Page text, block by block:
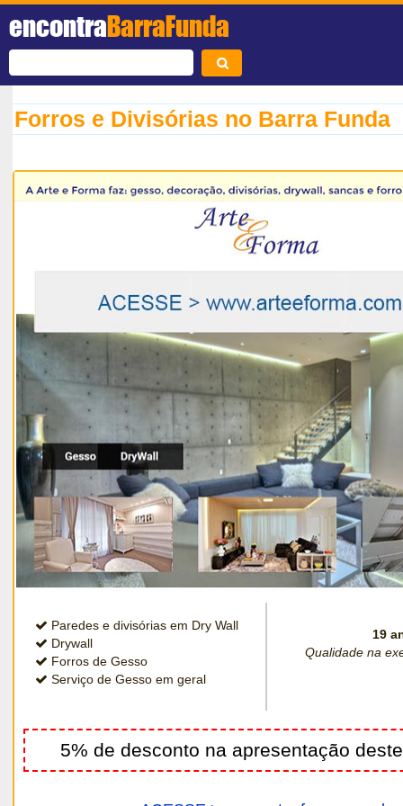
encontraBarraFunda
Forros e Divisórias no Barra Funda
Paredes e divisórias em Dry Wall
Drywall
Forros de Gesso
Serviço de Gesso em geral
19
Qualidade na
5% de desconto na apresentação